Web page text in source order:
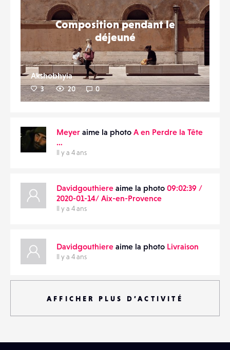
Composition pendant le
déjeuné
Akshobhyia
3 20 0
Meyer aime la photo A en Perdre la Tête
…
Il y a 4 ans
Davidgouthiere aime la photo 09:02:39 /
2020-01-14/ Aix-en-Provence
Il y a 4 ans
Davidgouthiere aime la photo Livraison
Il y a 4 ans
AFFICHER PLUS D’ACTIVITÉ